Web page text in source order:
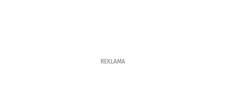
REKLAMA